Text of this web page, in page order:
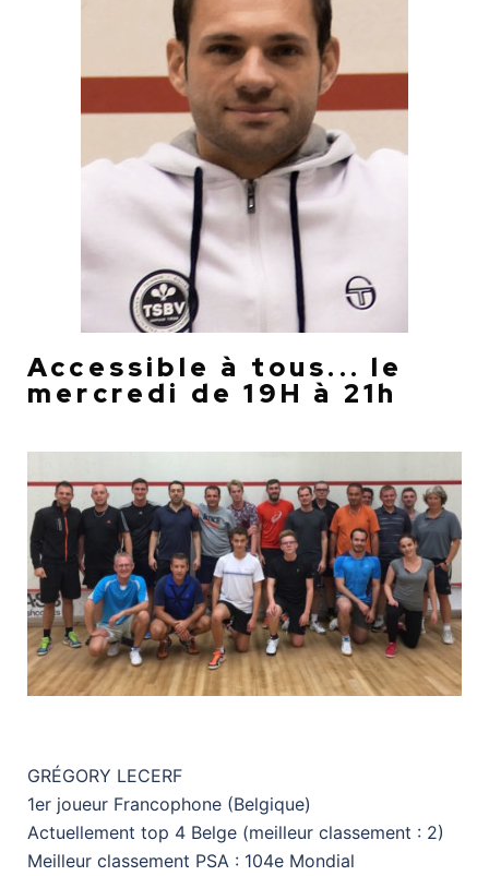
Accessible à tous... le
mercredi de 19H à 21h
GRÉGORY LECERF
1er joueur Francophone (Belgique)
Actuellement top 4 Belge (meilleur classement : 2)
Meilleur classement PSA : 104e Mondial